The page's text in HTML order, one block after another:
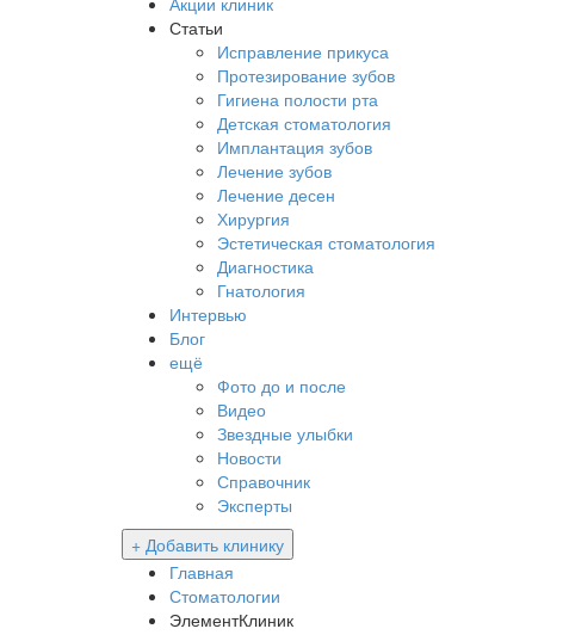
Статьи
Исправление прикуса
Протезирование зубов
Гигиена полости рта
Детская стоматология
Имплантация зубов
Лечение зубов
Лечение десен
Хирургия
Эстетическая стоматология
Диагностика
Гнатология
Интервью
Блог
ещё
Фото до и после
Видео
Звездные улыбки
Новости
Справочник
Эксперты
+ Добавить клинику
Главная
Стоматологии
ЭлементКлиник